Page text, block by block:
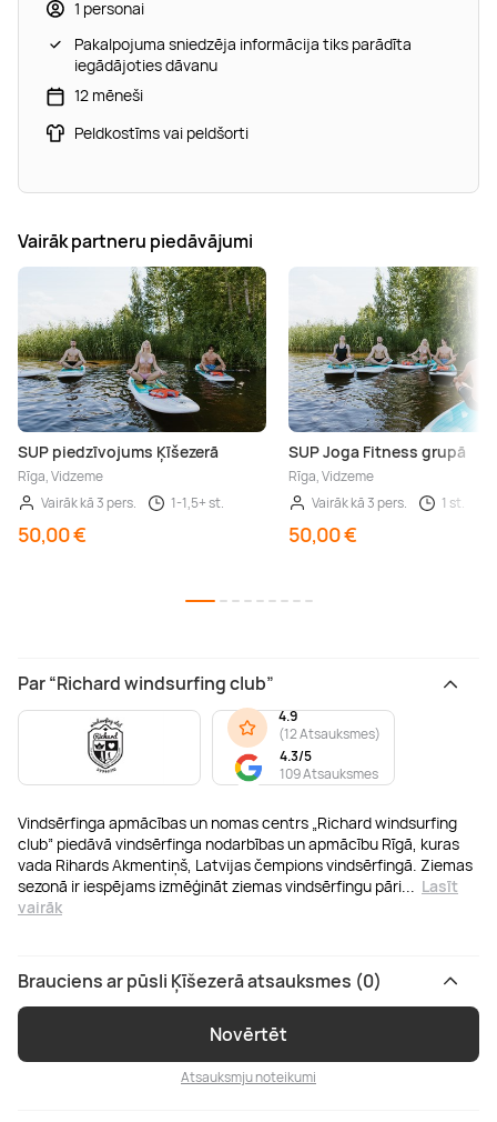
1 personai
Pakalpojuma sniedzēja informācija tiks parādīta
iegādājoties dāvanu
12 mēneši
Peldkostīms vai peldšorti
Vairāk partneru piedāvājumi
SUP piedzīvojums Ķīšezerā
Rīga, Vidzeme
Vairāk kā 3 pers.
1-1,5+ st.
50,00 €
SUP Joga Fitness grupā
Rīga, Vidzeme
Vairāk kā 3 pers.
1 st.
50,00 €
Par “Richard windsurfing club”
Vindsērfinga apmācības un nomas centrs „Richard windsurfing
club” piedāvā vindsērfinga nodarbības un apmācību Rīgā, kuras
vada Rihards Akmentiņš, Latvijas čempions vindsērfingā. Ziemas
sezonā ir iespējams izmēģināt ziemas vindsērfingu pāri
Lasīt
vairāk
4.9
(12 Atsauksmes)
4.3/5
109 Atsauksmes
Brauciens ar pūsli Ķīšezerā atsauksmes (0)
Novērtēt
Atsauksmju noteikumi